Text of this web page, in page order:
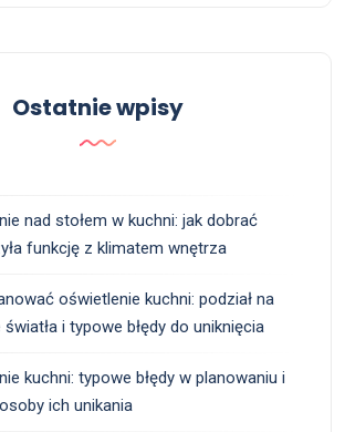
Ostatnie wpisy
nad stołem w kuchni: jak dobrać
funkcję z klimatem wnętrza
oświetlenie kuchni: podział na
i typowe błędy do uniknięcia
kuchni: typowe błędy w planowaniu i
ich unikania